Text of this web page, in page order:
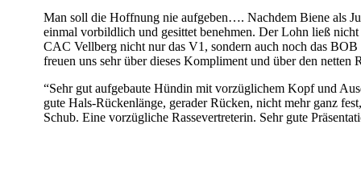
Man soll die Hoffnung nie aufgeben…. Nachdem Biene als
einmal vorbildlich und gesittet benehmen. Der Lohn ließ
CAC Vellberg nicht nur das V1, sondern auch noch das
freuen uns sehr über dieses Kompliment und über den netten
“Sehr gut aufgebaute Hündin mit vorzüglichem Kopf und
gute Hals-Rückenlänge, gerader Rücken, nicht mehr ganz
Schub. Eine vorzügliche Rassevertreterin. Sehr gute